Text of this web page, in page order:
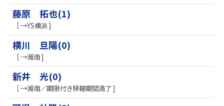
藤原 拓也(1)
［ →YS横浜 ]
横川 旦陽(0)
［ →湘南 ]
新井 光(0)
［ →湘南／期限付き移籍期間満了 ]